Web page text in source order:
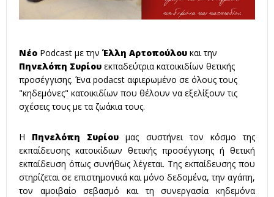
Νέο Podcast με την Έλλη Αρτοπούλου και την
Πηνελόπη Συρίου εκπαδεύτρια κατοικιδίων θετικής
προσέγγισης. Ένα podacst αφιερωμένο σε όλους τους
"κηδεμόνες" κατοικιδίων που θέλουν να εξελίξουν τις
σχέσεις τους με τα ζωάκια τους.
Η Πηνελόπη Συρίου μας συστήνει τον κόσμο της
εκπαίδευσης κατοικίδιων θετικής προσέγγισης ή θετική
εκπαίδευση όπως συνήθως λέγεται. Της εκπαίδευσης που
στηρίζεται σε επιστημονικά και μόνο δεδομένα, την αγάπη,
τον αμοιβαίο σεβασμό και τη συνεργασία κηδεμόνα